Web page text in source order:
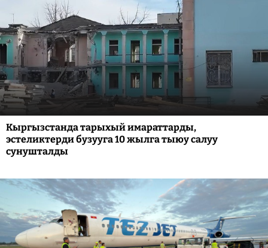
Кыргызстанда тарыхый имараттарды,
эстеликтерди бузууга 10 жылга тыюу салуу
сунушталды